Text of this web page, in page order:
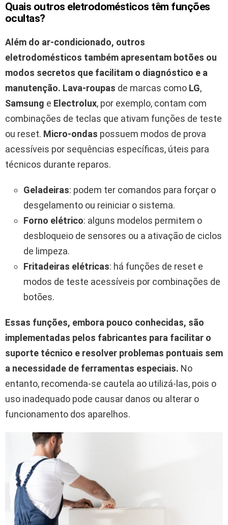
Quais outros eletrodomésticos têm funções
ocultas?
Além do ar-condicionado, outros
eletrodomésticos também apresentam botões ou
modos secretos que facilitam o diagnóstico e a
manutenção. Lava-roupas de marcas como LG,
Samsung e Electrolux, por exemplo, contam com
combinações de teclas que ativam funções de teste
ou reset. Micro-ondas possuem modos de prova
acessíveis por sequências específicas, úteis para
técnicos durante reparos.
Geladeiras: podem ter comandos para forçar o
desgelamento ou reiniciar o sistema.
Forno elétrico: alguns modelos permitem o
desbloqueio de sensores ou a ativação de ciclos
de limpeza.
Fritadeiras elétricas: há funções de reset e
modos de teste acessíveis por combinações de
botões.
Essas funções, embora pouco conhecidas, são
implementadas pelos fabricantes para facilitar o
suporte técnico e resolver problemas pontuais sem
a necessidade de ferramentas especiais. No
entanto, recomenda-se cautela ao utilizá-las, pois o
uso inadequado pode causar danos ou alterar o
funcionamento dos aparelhos.